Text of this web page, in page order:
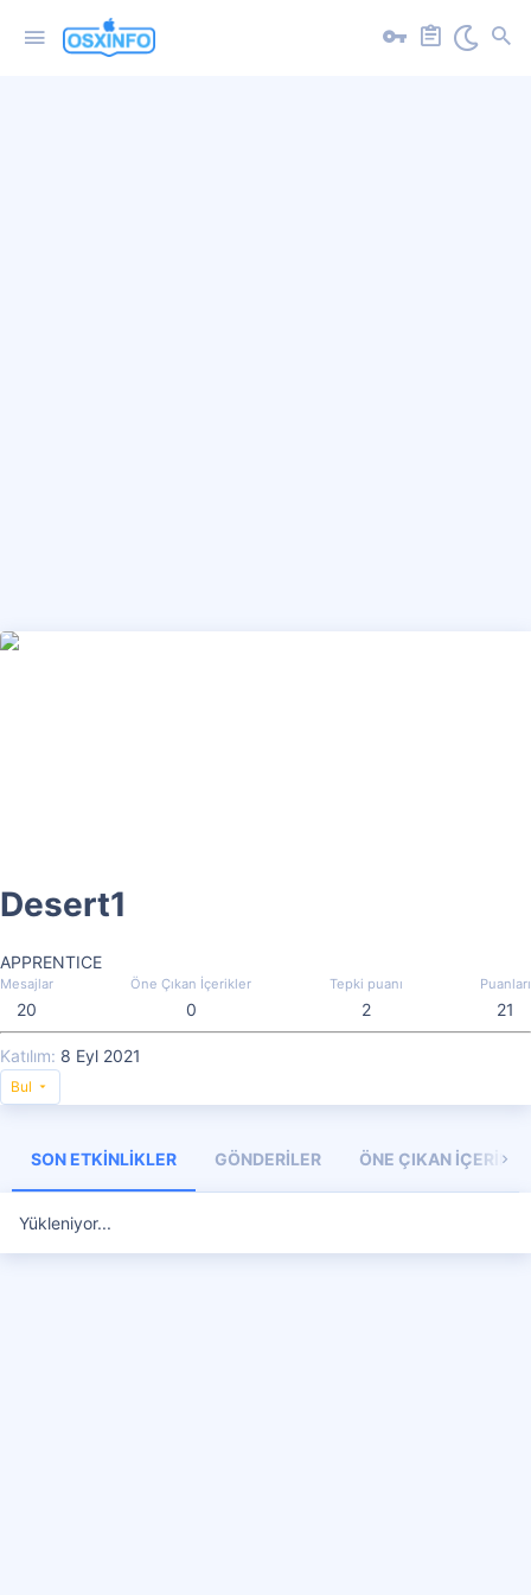
Desert1
APPRENTICE
Mesajlar
20
Öne Çıkan İçerikler
0
Tepki puanı
2
Puanları
21
Katılım 8 Eyl 2021
Bul
SON ETKINLIKLER GÖNDERILER ÖNE ÇIKAN
Yükleniyor...